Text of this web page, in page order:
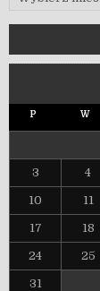
P W
3 4
10 11
17 18
24 25
31